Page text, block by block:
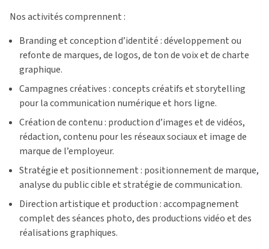
Nos activités comprennent :
Branding et conception d’identité : développement ou
refonte de marques, de logos, de ton de voix et de charte
graphique.
Campagnes créatives : concepts créatifs et storytelling
pour la communication numérique et hors ligne.
Création de contenu : production d’images et de vidéos,
rédaction, contenu pour les réseaux sociaux et image de
marque de l’employeur.
Stratégie et positionnement : positionnement de marque,
analyse du public cible et stratégie de communication.
Direction artistique et production : accompagnement
complet des séances photo, des productions vidéo et des
réalisations graphiques.